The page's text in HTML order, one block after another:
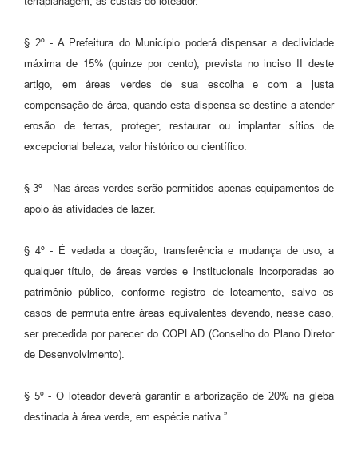
§ 2º - A Prefeitura do Município poderá dispensar a declividade
máxima de 15% (quinze por cento), prevista no inciso II deste
artigo, em áreas verdes de sua escolha e com a justa
compensação de área, quando esta dispensa se destine a atender
erosão de terras, proteger, restaurar ou implantar sítios de
excepcional beleza, valor histórico ou científico.
§ 3º - Nas áreas verdes serão permitidos apenas equipamentos de
apoio às atividades de lazer.
§ 4º - É vedada a doação, transferência e mudança de uso, a
qualquer título, de áreas verdes e institucionais incorporadas ao
patrimônio público, conforme registro de loteamento, salvo os
casos de permuta entre áreas equivalentes devendo, nesse caso,
ser precedida por parecer do COPLAD (Conselho do Plano Diretor
de Desenvolvimento).
§ 5º - O loteador deverá garantir a arborização de 20% na gleba
destinada à área verde, em espécie nativa.”